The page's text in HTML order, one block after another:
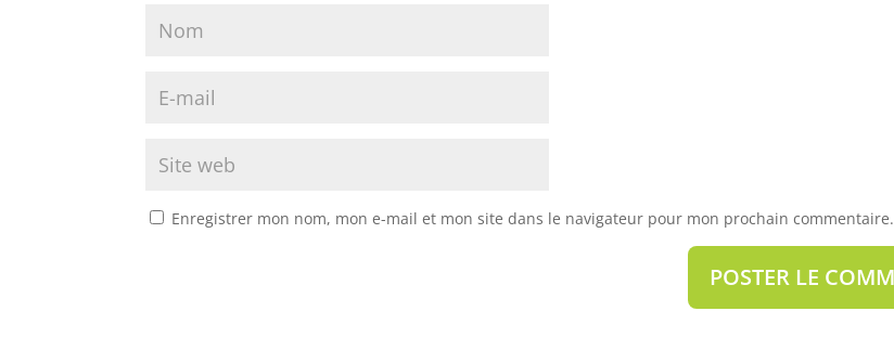
Enregistrer mon nom, mon e-mail et mon site dans le navigateur pour mon prochain commentaire.